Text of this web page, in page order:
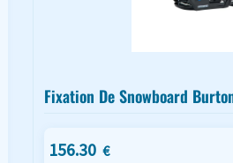
Fixation De Snowboard
156.30 €